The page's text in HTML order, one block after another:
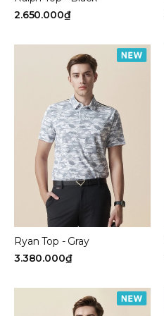
2.650.000₫
Ryan Top - Gray
3.380.000₫